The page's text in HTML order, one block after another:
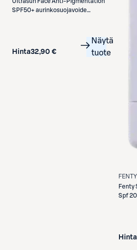
SPF50+ aurinkosuojavoide
Hinta32,90 €
Näytä
tuote
Fenty
Spf
Hinta